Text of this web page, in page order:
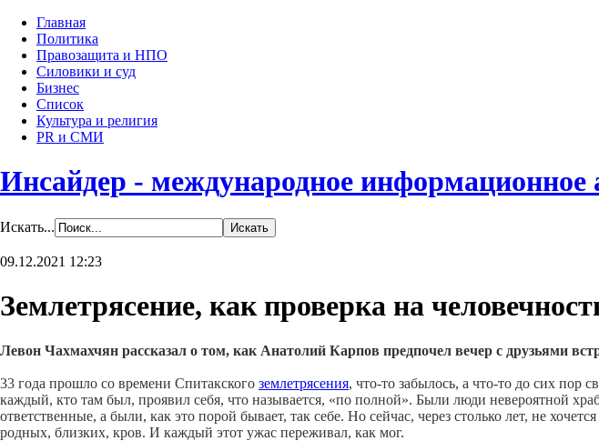
Главная
Политика
Правозащита и НПО
Силовики и суд
Бизнес
Список
Культура и религия
PR и СМИ
Инсайдер - международное информационное
Искать...
09.12.2021 12:23
Землетрясение, как проверка на
Левон Чахмахчян рассказал о том, как Анатолий Карпов предпочел вечер с друзьями
33 года прошло со времени Спитакского землетрясения, что-то забылось, а что-то до сих пор
каждый, кто там был, проявил себя, что называется, «по полной». Были люди невероятной
ответственные, а были, как это порой бывает, так себе. Но сейчас, через столько лет, не
родных, близких, кров. И каждый этот ужас переживал, как мог.